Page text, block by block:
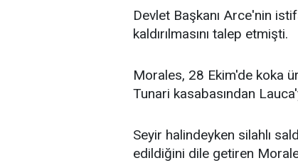
Devlet Başkanı Arce'nin
kaldırılmasını talep etmişti.
Morales, 28 Ekim'de koka
Tunari kasabasından
Seyir halindeyken silahlı
edildiğini dile getiren